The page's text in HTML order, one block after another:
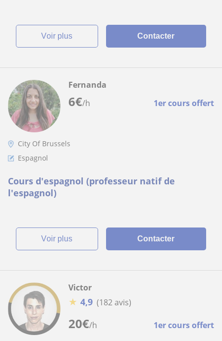
voir plus Contacter
6€/h 1er cours offert
Fernanda
City Of Brussels
Espagnol
Cours d'espagnol (professeur natif de
l'espagnol)
voir plus Contacter
20€/h 1er cours offert
Victor
★ 4,9 (182 avis)